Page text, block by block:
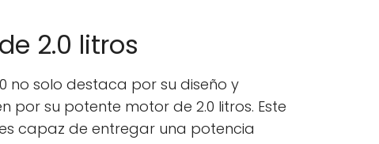
2.0 litros
no solo destaca por su diseño y
por su potente motor de 2.0 litros. Este
capaz de entregar una potencia